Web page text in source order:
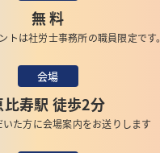
無 料
トは社労士事務所の職員限定です。
会場
比寿駅 徒歩2分
た方に会場案内をお送りします